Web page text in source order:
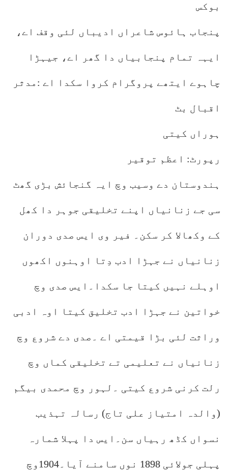
بوکس
پنجاب ہائوس شاعراں ادیباں لئی وقف اے،
ایہہ تمام پنجابیاں دا گھر اے، جیہڑا
چاہوے ایتھے پروگرام کروا سکدا اے :مدثر
اقبال بٹ
ہوراں کیتی
رپورٹ: اعظم توقیر
ہندوستان دے وسیب وچ ایہ گنجائش بڑی گھٹ
سی جے زنانیاں اپنے تخلیقی جوہر دا کھل
کے وکھالا کر سکن۔ فیر وی ایس صدی دوران
زنانیاں نے جہڑا ادب دِتا اوہنوں اکھوں
اوہلے نہیں کیتا جا سکدا۔ایس صدی وچ
خواتین نے جہڑا ادب تخلیق کیتا اوہ ادبی
وراثت لئی بڑا قیمتی اے ۔صدی دے شروع وچ
زنانیاں نے تعلیمی تے تخلیقی کماں وچ
رلت کرنی شروع کیتی ۔لہور وچ محمدی بیگم
(والدہ امتیاز علی تاج) رسالہ تہذیب
نسواں کڈھ رہیاں سن۔ایس دا پہلا شمارہ
پہلی جولائی 1898 نوں سامنے آیا۔1904وچ